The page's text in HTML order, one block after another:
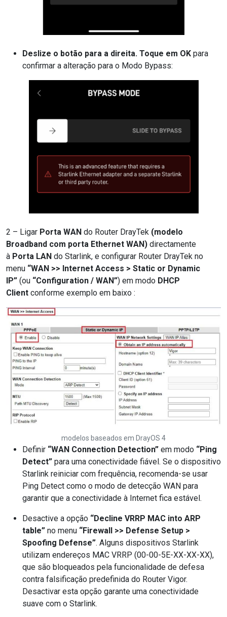
Deslize o botão para a direita. Toque em OK para
confirmar a alteração para o Modo Bypass:
2 – Ligar Porta WAN do Router DrayTek (modelo
Broadband com porta Ethernet WAN) directamente
à Porta LAN do Starlink, e configurar Router DrayTek no
menu “WAN >> Internet Access > Static or Dynamic
IP” (ou “Configuration / WAN”) em modo DHCP
Client conforme exemplo em baixo :
modelos baseados em DrayOS 4
Definir “WAN Connection Detection” em modo “Ping
Detect” para uma conectividade fiável. Se o dispositivo
Starlink reiniciar com frequência, recomenda-se usar
Ping Detect como o modo de detecção WAN para
garantir que a conectividade à Internet fica estável.
Desactive a opção “Decline VRRP MAC into ARP
table” no menu “Firewall >> Defense Setup >
Spoofing Defense”. Alguns dispositivos Starlink
utilizam endereços MAC VRRP (00-00-5E-XX-XX-XX),
que são bloqueados pela funcionalidade de defesa
contra falsificação predefinida do Router Vigor.
Desactivar esta opção garante uma conectividade
suave com o Starlink.